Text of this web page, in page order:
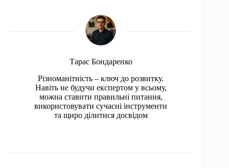
Тарас Бондаренко
Різноманітність – ключ до розвитку.
Навіть не будучи експертом у всьому,
можна ставити правильні питання,
використовувати сучасні інструменти
та щиро ділитися досвідом